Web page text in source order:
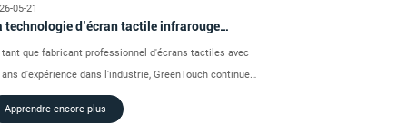
05-21
technologie d’écran tactile infrarouge
continue d’être mise à niveau.
tant que fabricant professionnel d'écrans tactiles avec
ans d'expérience dans l'industrie, GreenTouch continue
se plonger dans le domaine de la technologie tactile
En plus de fournir des produits à écran tactile
Apprendre encore plus